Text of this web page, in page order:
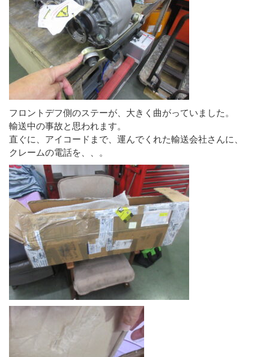
フロントデフ側のステーが、大きく曲がっていました。
輸送中の事故と思われます。
直ぐに、アイコードまで、運んでくれた輸送会社さんに、
クレームの電話を、、。